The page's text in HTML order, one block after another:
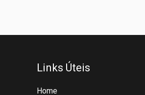
Links Úteis
Home